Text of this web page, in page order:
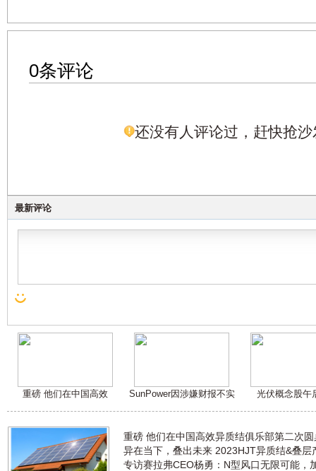
0条评论
还没有人评论过，赶快抢沙
最新评论
重磅 他们在中国高效 SunPower因涉嫌财报不实 光伏概念股午
重磅 他们在中国高效异质结俱乐部第二次
异在当下，叠出未来 2023HJT异质结&叠层
专访赛拉弗CEO杨勇：N型风口无限可能，